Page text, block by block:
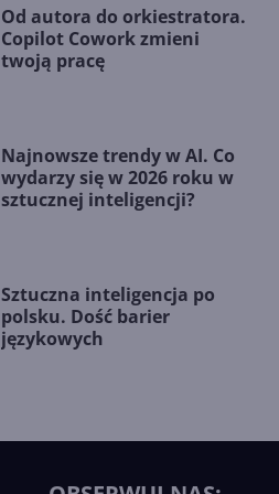
Od autora do orkiestratora.
Copilot Cowork zmieni
twoją pracę
Najnowsze trendy w AI. Co
wydarzy się w 2026 roku w
sztucznej inteligencji?
Sztuczna inteligencja po
polsku. Dość barier
językowych